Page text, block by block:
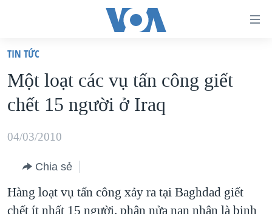
truy
cập
Tới
dung
chính
điều
VIỆT NAM
HOA KỲ
BIỂN ĐÔNG
BLOG
DIỄN ĐÀN
TIN TỨC
Một loạt các vụ tấn công giết
chết 15 người ở Iraq
04/03/2010
Chia sẻ
Hàng loạt vụ tấn công xảy ra tại Baghdad giết
chết ít nhất 15 người, phân nửa nạn nhân là binh